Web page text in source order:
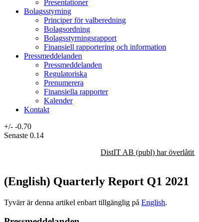
Presentationer
Bolagsstyrning
Principer för valberedning
Bolagsordning
Bolagsstyrningsrapport
Finansiell rapportering och information
Pressmeddelanden
Pressmeddelanden
Regulatoriska
Prenumerera
Finansiella rapporter
Kalender
Kontakt
+/- -0.70
Senaste 0.14
DistIT AB (publ) har överlåtit
(English) Quarterly Report Q1 2021
Tyvärr är denna artikel enbart tillgänglig på English.